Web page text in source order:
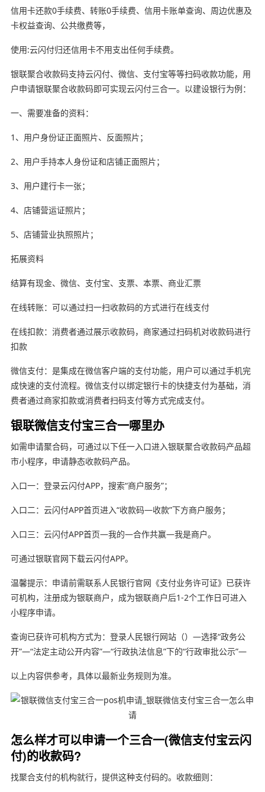
信用卡还款0手续费、转账0手续费、信用卡账单查询、周边优惠及
卡权益查询、公共缴费等，
使用:云闪付归还信用卡不用支出任何手续费。
银联聚合收款码支持云闪付、微信、支付宝等等扫码收款功能，用
户申请银联聚合收款码即可实现云闪付三合一。以建设银行为例：
一、需要准备的资料：
1、用户身份证正面照片、反面照片；
2、用户手持本人身份证和店铺正面照片；
3、用户建行卡一张；
4、店铺营运证照片；
5、店铺营业执照照片；
拓展资料
结算有现金、微信、支付宝、支票、本票、商业汇票
在线转账：可以通过扫一扫收款码的方式进行在线支付
在线扣款：消费者通过展示收款码，商家通过扫码机对收款码进行
扣款
微信支付：是集成在微信客户端的支付功能，用户可以通过手机完
成快速的支付流程。微信支付以绑定银行卡的快捷支付为基础，消
费者通过商家扣款或消费者扫码支付等方式完成支付。
银联微信支付宝三合一哪里办
如需申请聚合码，可通过以下任一入口进入银联聚合收款码产品超
市小程序，申请静态收款码产品。
入口一：登录云闪付APP，搜索“商户服务”；
入口二：云闪付APP首页进入“收款码—收款”下方商户服务；
入口三：云闪付APP首页—我的—合作共赢—我是商户。
可通过银联官网下载云闪付APP。
温馨提示：申请前需联系人民银行官网《支付业务许可证》已获许
可机构，注册成为银联商户，成为银联商户后1-2个工作日可进入
小程序申请。
查询已获许可机构方式为：登录人民银行网站（）—选择“政务公
开”—“法定主动公开内容”—“行政执法信息”下的“行政审批公示”—
以上内容供参考，具体以最新业务规则为准。
怎么样才可以申请一个三合一(微信支付宝云闪
付)的收款码?
找聚合支付的机构就行，提供这种支付码的。收款细则：